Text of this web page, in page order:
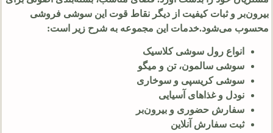
بیرون‌بر و ثبات کیفیت از دیگر نقاط قوت این سوشی فروشی
محسوب می‌شود.خدمات این مجموعه به شرح زیر است:
انواع رول سوشی کلاسیک
سوشی سالمون، تن و میگو
سوشی کریسپی و سوخاری
نودل و غذاهای آسیایی
سفارش حضوری و بیرون‌بر
ثبت سفارش آنلاین